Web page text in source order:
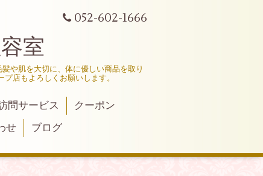
052-602-1666
室
や肌を大切に、体に優しい商品を取り
店もよろしくお願いします。
問サービス
クーポン
せ ブログ